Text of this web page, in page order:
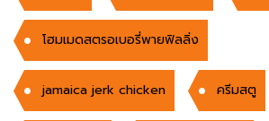
โฮมเมดสตรอเบอรี่พายฟิลลิ่ง
jamaica jerk chicken ครีมสตู